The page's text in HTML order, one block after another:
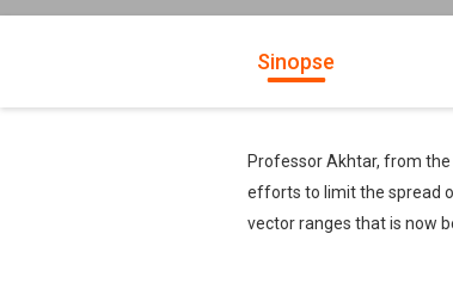
Sinopse
Professor Akhtar, from
efforts to limit the spread
vector ranges that is now